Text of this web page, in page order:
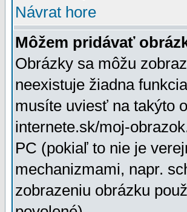
Návrat hore
Môžem pridávať
Obrázky sa môžu
neexistuje žiadna
musíte uviesť na takýto
internete.sk/moj-
PC (pokiaľ to nie je
mechanizmami, napr.
zobrazeniu obrázku